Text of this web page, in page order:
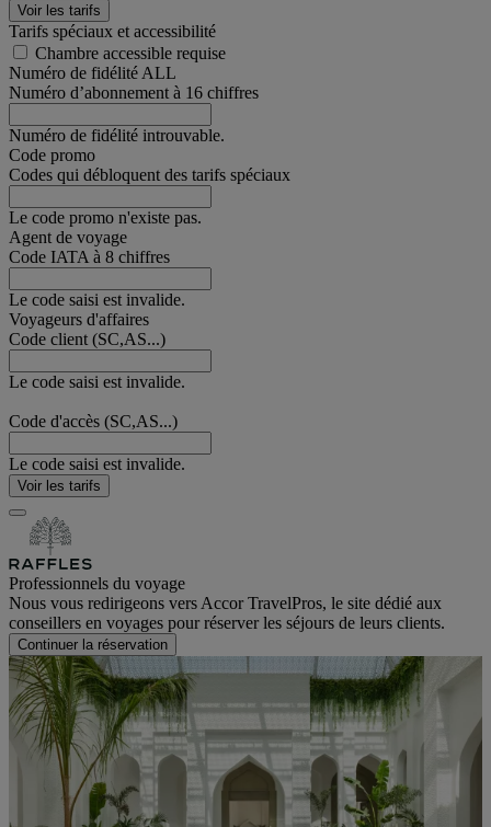
Voir les tarifs
Tarifs spéciaux et accessibilité
Chambre accessible requise
Numéro de fidélité ALL
Numéro d’abonnement à 16 chiffres
Numéro de fidélité introuvable.
Code promo
Codes qui débloquent des tarifs spéciaux
Le code promo n'existe pas.
Agent de voyage
Code IATA à 8 chiffres
Le code saisi est invalide.
Voyageurs d'affaires
Code client (SC,AS...)
Le code saisi est invalide.
Code d'accès (SC,AS...)
Le code saisi est invalide.
Voir les tarifs
Professionnels du voyage
Nous vous redirigeons vers Accor TravelPros, le site dédié aux
conseillers en voyages pour réserver les séjours de leurs clients.
Continuer la réservation